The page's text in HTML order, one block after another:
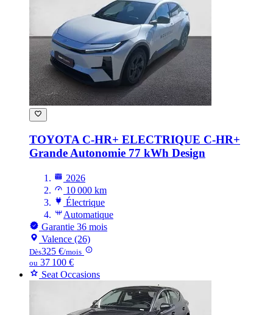
TOYOTA C-HR+ ELECTRIQUE C-HR+
Grande Autonomie 77 kWh Design
2026
10 000 km
Électrique
Automatique
Garantie 36 mois
Valence (26)
Dès325 €/mois
ou 37 100 €
Seat Occasions